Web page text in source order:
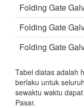
Folding Gate
Folding Gate
Folding Gate
Tabel diatas adalah
berlaku untuk
sewaktu waktu
Pasar.